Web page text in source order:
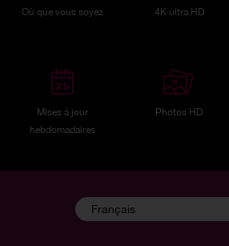
Où que vous soyez 4K ultra HD
Mises à jour
hebdomadaires
Photos HD
Français